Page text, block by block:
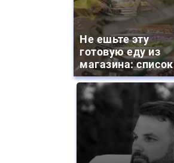
Не ешьте эту
готовую еду из
магазина: список